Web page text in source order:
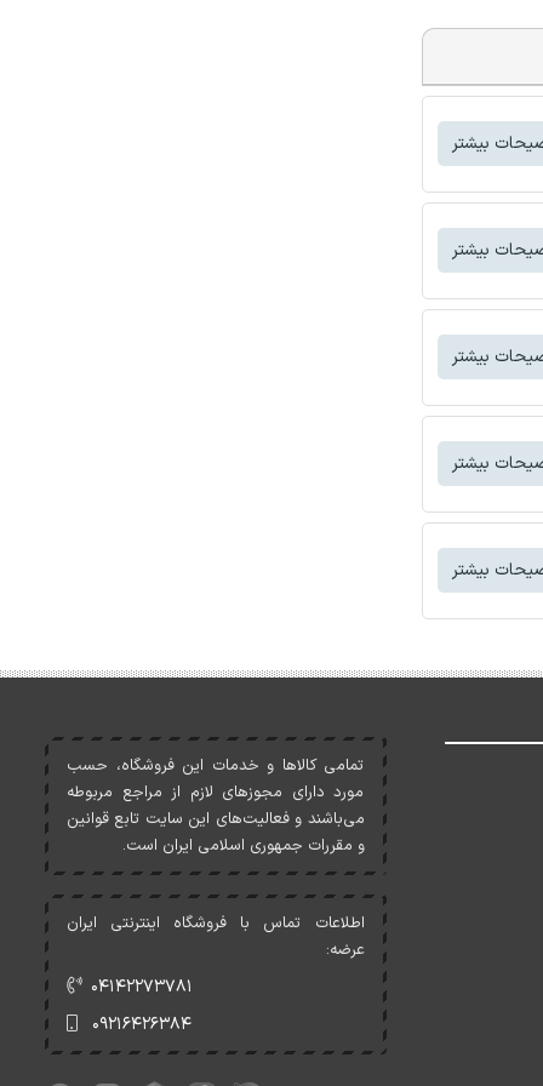
بیشتر
بیشتر
بیشتر
بیشتر
بیشتر
تمامی کالاها و خدمات اين فروشگاه، حسب
مورد دارای مجوزهای لازم از مراجع مربوطه
می‌باشند و فعاليت‌های اين سايت تابع قوانين
و مقررات جمهوری اسلامی ايران است.
اطلاعات تماس با فروشگاه اینترنتی ایران
عرضه:
۰۴۱۴۲۲۷۳۷۸۱
۰۹۲۱۶۴۲۶۳۸۴